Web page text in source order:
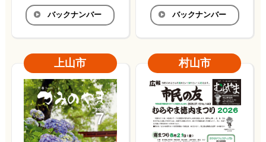
バックナンバー バックナンバー
上山市 村山市